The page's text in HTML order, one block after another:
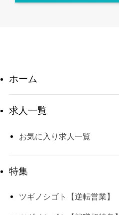
ホーム
求人一覧
お気に入り求人一覧
特集
ツギノシゴト【逆転営業】